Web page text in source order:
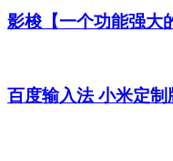
影梭【一个功能强大
百度输入法 小米定制